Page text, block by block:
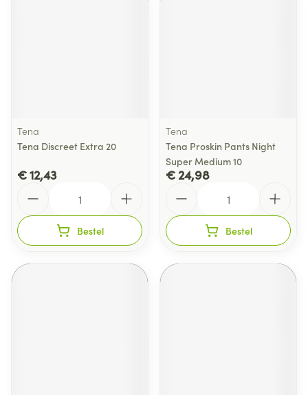
Tena
Tena Discreet Extra 20
€ 12,43
Bestel
Tena
Tena Proskin Pants Night
Super Medium 10
€ 24,98
Bestel